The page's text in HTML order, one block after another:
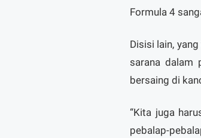
Formula 4
Disisi lain,
sarana dalam
bersaing di
“Kita juga
pebalap-